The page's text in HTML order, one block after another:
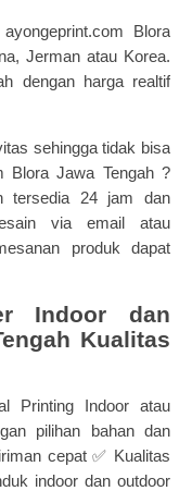
Blora
Jerman atau Korea.
dengan harga realtif
sehingga tidak bisa
Blora Jawa Tengah ?
tersedia 24 jam dan
via email atau
produk dapat
Indoor dan
Kualitas
Printing Indoor atau
pilihan bahan dan
cepat ✅ Kualitas
indoor dan outdoor